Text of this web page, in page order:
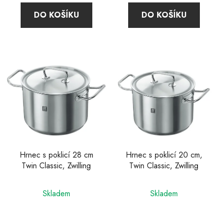
DO KOŠÍKU
5,0
z
DO KOŠÍKU
Hrnec s poklicí 28 cm
Twin Classic, Zwilling
Skladem
Hrnec s poklicí 20 cm,
Twin Classic, Zwilling
hodnocení
Skladem